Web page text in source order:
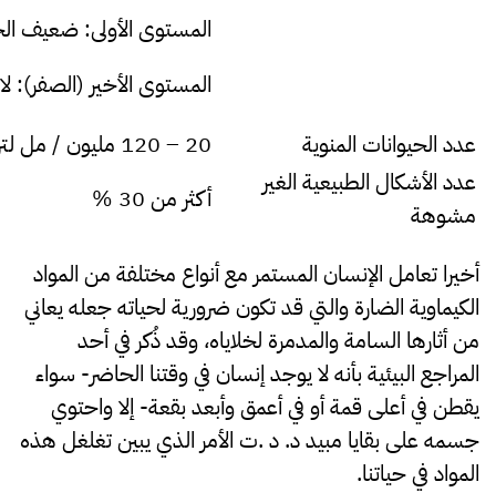
المستوى الأولى: ضعيف
المستوى الأخير (الصفر):
عدد الحيوانات المنوية
20 – 120 مليون / مل لتر
عدد الأشكال الطبيعية الغير
مشوهة
أكثر من 30 %
أخيرا تعامل الإنسان المستمر مع أنواع مختلفة من المواد
الكيماوية الضارة والتي قد تكون ضرورية لحياته جعله يعاني
من أثارها السامة والمدمرة لخلاياه، وقد ذُكر في أحد
المراجع البيئية بأنه لا يوجد إنسان في وقتنا الحاضر- سواء
يقطن في أعلى قمة أو في أعمق وأبعد بقعة- إلا واحتوي
جسمه على بقايا مبيد د. د .ت الأمر الذي يبين تغلغل هذه
المواد في حياتنا.